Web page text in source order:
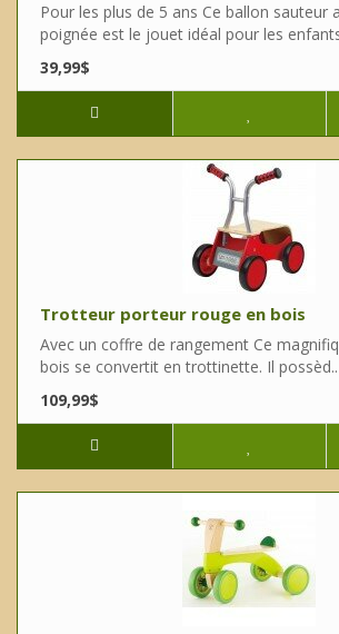
Pour les plus de 5 ans Ce ballon sauteur
poignée est le jouet idéal pour les
39,99$
Trotteur porteur rouge en bois
Avec un coffre de rangement Ce
bois se convertit en trottinette. Il possèd..
109,99$